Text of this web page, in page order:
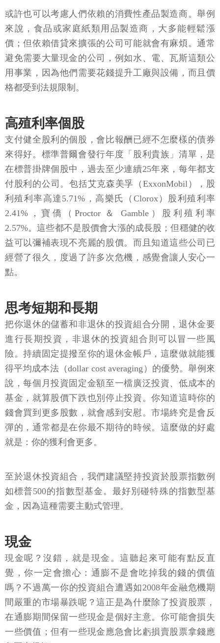
或許也可以考慮人們依賴的消費性產品製造商。舉例
來說，食品或家庭紙類用品製造商，大多能輕鬆漲
價；但依賴借貸來擴張的公司可能就會有麻煩。通常
避免需要大量現金的公司，例如水、電、瓦斯這類公
用事業，因為他們需要花錢提升工廠與設備，而且價
格都受到法規限制。
高殖利率個股
支付健全股利的個股，會比報酬已經不怎麼樣的債券
來得好。標準普爾會發行年度「股利貴族」清單，是
在標普掛牌個股中，過去至少連續25年來，每年都支
付股利的公司。包括艾克森美孚（ExxonMobil），股
利殖利率高達5.71%，高樂氏（Clorox）股利殖利率
2.41%，寶僑（Proctor ＆ Gamble）股利殖利率
2.57%。這些都不是股價會大漲的成長股；但穩健的收
益可以彌補表現不亮麗的股價。而且知道這些公司已
經營了很久，度過了許多次危機，感覺會讓人安心一
點。
思考短期和長期
把你退休的儲蓄和非退休的投資組合分開，退休金要
進行長期投資，非退休的投資組合則可以冒一些風
險。持續固定提撥至你的退休金帳戶，這麼做就能獲
得平均成本法（dollar cost averaging）的優勢。舉例來
說，每個月投資固定金額至一檔廣泛投資、低成本的
基金，就算股價下跌也別停止投資。你知道這時你的
錢會買到更多股數，就會感到安慰。市場終究是會反
彈的，通常都是在你最不期待的時候。這麼做的好處
就是：你的獲利會更多。
至於退休投資組合，我們建議堅持投資於股票指數例
如標普500的指數型基金。最好別碰特殊的指數型基
金，因為這種需要主動式管理。
現金
現金呢？沒錯，就是現金。這聽起來可能有點反直
覺，你一定會擔心：通膨不是會吃掉我的錢的價值
嗎？不過萬一你的投資組合遭遇如2008年金融危機期
間嚴重的市場暴跌呢？這正是為什麼除了投資股票，
在通膨期間保留一些現金是個好主意。你可能會損失
一些價值；但有一些現金應急會比虧損賣股票拿錢應